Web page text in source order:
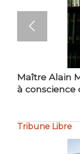
Maître Alain
à conscience
Maître
travail bien